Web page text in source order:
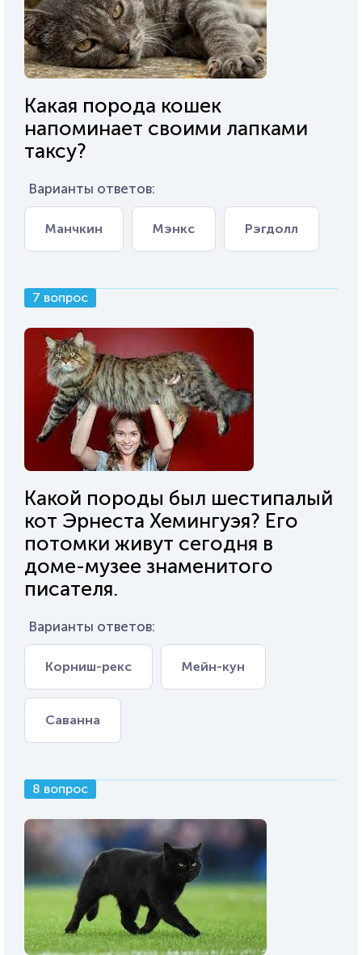
Какая порода кошек
напоминает своими лапками
таксу?
Варианты ответов:
Манчкин Мэнкс Рэгдолл
7 вопрос
Какой породы был шестипалый
кот Эрнеста Хемингуэя? Его
потомки живут сегодня в
доме-музее знаменитого
писателя.
Варианты ответов:
Корниш-рекс Мейн-кун
Саванна
8 вопрос